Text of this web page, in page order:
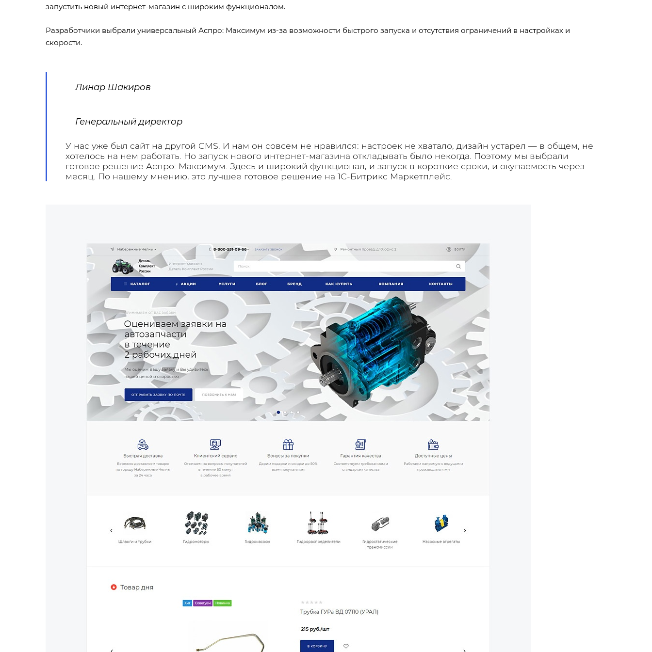
запустить новый интернет-магазин с широким функционалом.
Разработчики выбрали универсальный Аспро: Максимум из-за возможности быстрого запуска и отсутствия ограничений в настройках и
скорости.
Линар Шакиров
Генеральный директор
У нас уже был сайт на другой CMS. И нам он совсем не нравился: настроек не хватало, дизайн устарел — в общем, не
хотелось на нем работать. Но запуск нового интернет-магазина откладывать было некогда. Поэтому мы выбрали
готовое решение Аспро: Максимум. Здесь и широкий функционал, и запуск в короткие сроки, и окупаемость через
месяц. По нашему мнению, это лучшее готовое решение на 1С-Битрикс Маркетплейс.